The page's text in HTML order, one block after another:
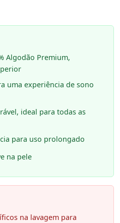
Algodão Premium,
uma experiência de sono
ideal para todas as
para uso prolongado
na pele
na lavagem para